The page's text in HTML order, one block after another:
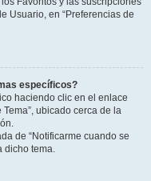
Usuario, en “Preferencias de
específicos?
haciendo clic en el enlace
ubicado cerca de la
de “Notificarme cuando se
dicho tema.